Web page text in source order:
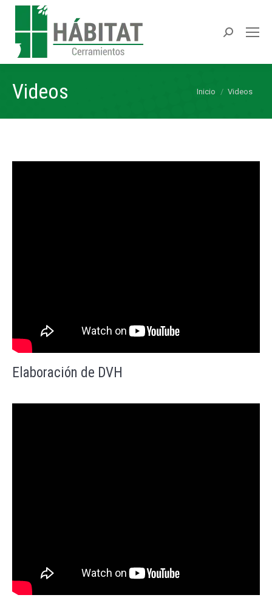
Buscar:
Videos Estás aquí:
Inicio Videos
Elaboración de DVH